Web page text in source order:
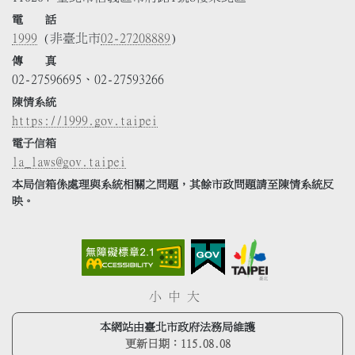
電 話
1999 (非臺北市02-27208889)
傳 真
02-27596695、02-27593266
陳情系統
https://1999.gov.taipei
電子信箱
la_laws@gov.taipei
本局信箱係處理與系統相關之問題，其餘市政問題請至陳情系統反
映。
小 中 大
本網站由臺北市政府法務局維護
更新日期： 115.08.08